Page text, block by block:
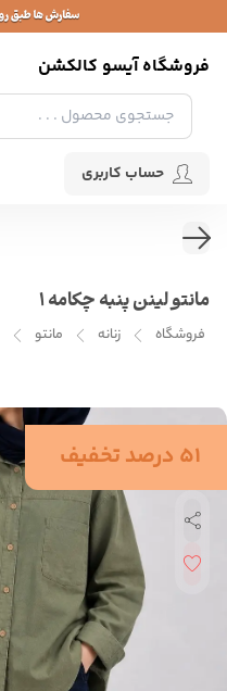
فروشگاه آیسو کالکشن
حساب کاربری
مانتو لینن پنبه چکامه 1
فروشگاه زنانه مانتو
51 درصد تخفیف